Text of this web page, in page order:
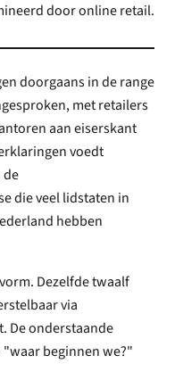
door online retail.
in de range
met retailers
eiserskant
voedt
in
hebben
Dezelfde twaalf
via
De onderstaande
beginnen we?"